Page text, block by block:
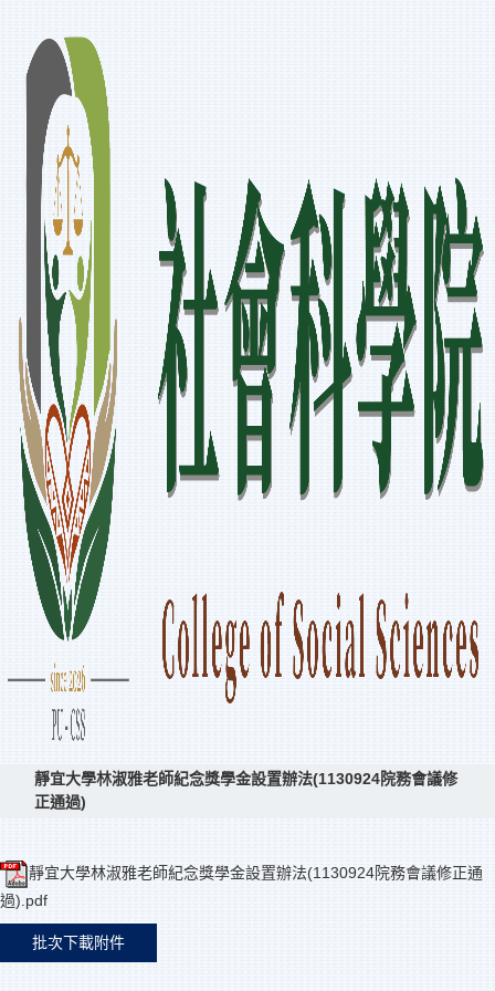
靜宜大學林淑雅老師紀念獎學金設置辦法(1130924院務會議修
正通過)
靜宜大學林淑雅老師紀念獎學金設置辦法(1130924院務會議修正通
過).pdf
批次下載附件